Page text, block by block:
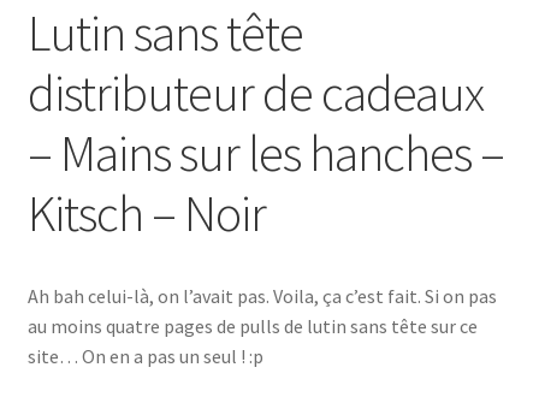
Lutin sans tête
distributeur de cadeaux
– Mains sur les hanches –
Kitsch – Noir
Ah bah celui-là, on l’avait pas. Voila, ça c’est fait. Si on pas
au moins quatre pages de pulls de lutin sans tête sur ce
site… On en a pas un seul ! :p